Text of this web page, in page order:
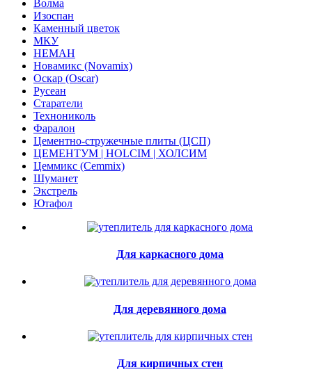
Волма
Изоспан
Каменный цветок
МКУ
НЕМАН
Новамикс (Novamix)
Оскар (Oscar)
Русеан
Старатели
Технониколь
Фаралон
Цементно-стружечные плиты (ЦСП)
ЦЕМЕНТУМ | HOLCIM | ХОЛСИМ
Цеммикс (Cemmix)
Шуманет
Экстрель
Ютафол
Для каркасного дома
Для деревянного дома
Для кирпичных стен